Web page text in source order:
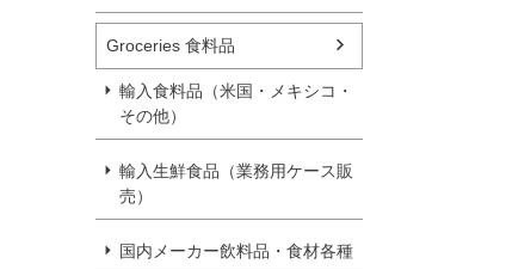
Groceries 食料品
輸入食料品（米国・メキシコ・
その他）
輸入生鮮食品（業務用ケース販
売）
国内メーカー飲料品・食材各種